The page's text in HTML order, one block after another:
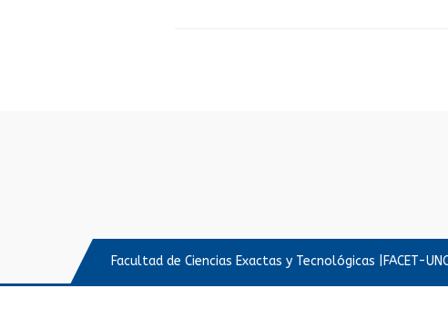
Facultad de Ciencias Exactas y Tecnológicas |FACET-